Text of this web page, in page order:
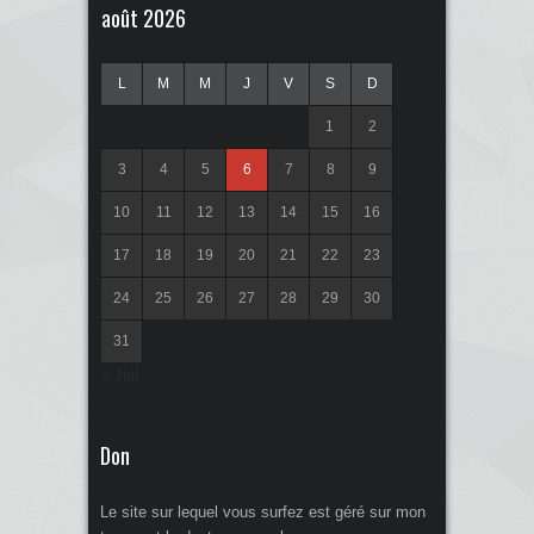
août 2026
L M M J V S D
1 2
3 4 5 6 7 8 9
10 11 12 13 14 15 16
17 18 19 20 21 22 23
24 25 26 27 28 29 30
31
Don
Le site sur lequel vous surfez est géré sur mon